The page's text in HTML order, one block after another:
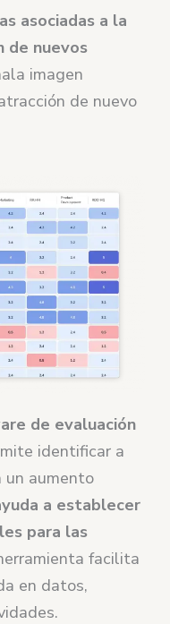
asociadas a la
de nuevos
imagen
de nuevo
de evaluación
identificar a
un aumento
a establecer
para las
facilita
en datos,